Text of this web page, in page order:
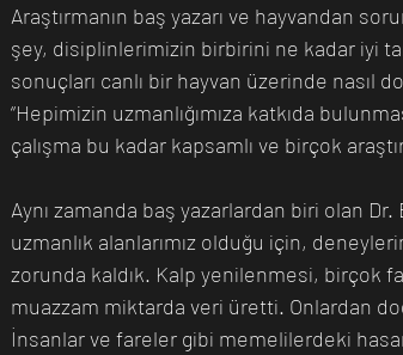
Araştırmanın baş yazarı ve hayvandan
şey, disiplinlerimizin birbirini ne kadar iyi
sonuçları canlı bir hayvan üzerinde nasıl
“Hepimizin uzmanlığımıza katkıda
çalışma bu kadar kapsamlı ve birçok
Aynı zamanda baş yazarlardan biri olan
uzmanlık alanlarımız olduğu için,
zorunda kaldık. Kalp yenilenmesi, birçok
muazzam miktarda veri üretti. Onlardan
İnsanlar ve fareler gibi memelilerdeki